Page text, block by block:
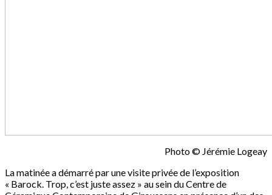
Photo © Jérémie Logeay
La matinée a démarré par une visite privée de l’exposition
« Barock. Trop, c’est juste assez » au sein du Centre de